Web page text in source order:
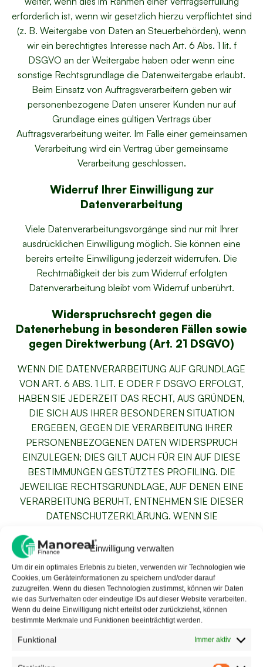
Einwilligung verwalten
Um dir ein optimales Erlebnis zu bieten, verwenden wir Technologien wie
Cookies, um Geräteinformationen zu speichern und/oder darauf
zuzugreifen. Wenn du diesen Technologien zustimmst, können wir Daten
wie das Surfverhalten oder eindeutige IDs auf dieser Website verarbeiten.
Wenn du deine Einwilligung nicht erteilst oder zurückziehst, können
bestimmte Merkmale und Funktionen beeinträchtigt werden.
Funktional Immer aktiv
erforderlich ist, wenn wir gesetzlich hierzu verpflichtet sind
(z. B. Weitergabe von Daten an Steuerbehörden), wenn
wir ein berechtigtes Interesse nach Art. 6 Abs. 1 lit. f
DSGVO an der Weitergabe haben oder wenn eine
sonstige Rechtsgrundlage die Datenweitergabe erlaubt.
Beim Einsatz von Auftragsverarbeitern geben wir
personenbezogene Daten unserer Kunden nur auf
Grundlage eines gültigen Vertrags über
Auftragsverarbeitung weiter. Im Falle einer gemeinsamen
Verarbeitung wird ein Vertrag über gemeinsame
Verarbeitung geschlossen.
Widerruf Ihrer Einwilligung zur
Datenverarbeitung
Viele Datenverarbeitungsvorgänge sind nur mit Ihrer
ausdrücklichen Einwilligung möglich. Sie können eine
bereits erteilte Einwilligung jederzeit widerrufen. Die
Rechtmäßigkeit der bis zum Widerruf erfolgten
Datenverarbeitung bleibt vom Widerruf unberührt.
Widerspruchsrecht gegen die
Datenerhebung in besonderen Fällen sowie
gegen Direktwerbung (Art. 21 DSGVO)
WENN DIE DATENVERARBEITUNG AUF GRUNDLAGE
VON ART. 6 ABS. 1 LIT. E ODER F DSGVO ERFOLGT,
HABEN SIE JEDERZEIT DAS RECHT, AUS GRÜNDEN,
DIE SICH AUS IHRER BESONDEREN SITUATION
ERGEBEN, GEGEN DIE VERARBEITUNG IHRER
PERSONENBEZOGENEN DATEN WIDERSPRUCH
EINZULEGEN; DIES GILT AUCH FÜR EIN AUF DIESE
BESTIMMUNGEN GESTÜTZTES PROFILING. DIE
JEWEILIGE RECHTSGRUNDLAGE, AUF DENEN EINE
VERARBEITUNG BERUHT, ENTNEHMEN SIE DIESER
DATENSCHUTZERKLÄRUNG. WENN SIE
BETROFFENEN PERSONENBEZOGENEN DATEN NICHT
MEHR VERARBEITEN, ES SEI DENN, WIR KÖNNEN
ZWINGENDE SCHUTZWÜRDIGE GRÜNDE FÜR DIE
VERARBEITUNG NACHWEISEN, DIE IHRE INTERESSEN,
RECHTE UND FREIHEITEN ÜBERWIEGEN ODER DIE
VERARBEITUNG DIENT DER GELTENDMACHUNG,